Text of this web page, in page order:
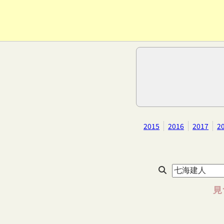
2015 2016 2017